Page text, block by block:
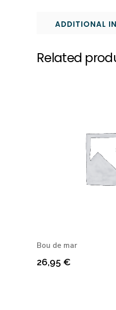
ADDITIONAL
Related
Bou de mar
26,95 €